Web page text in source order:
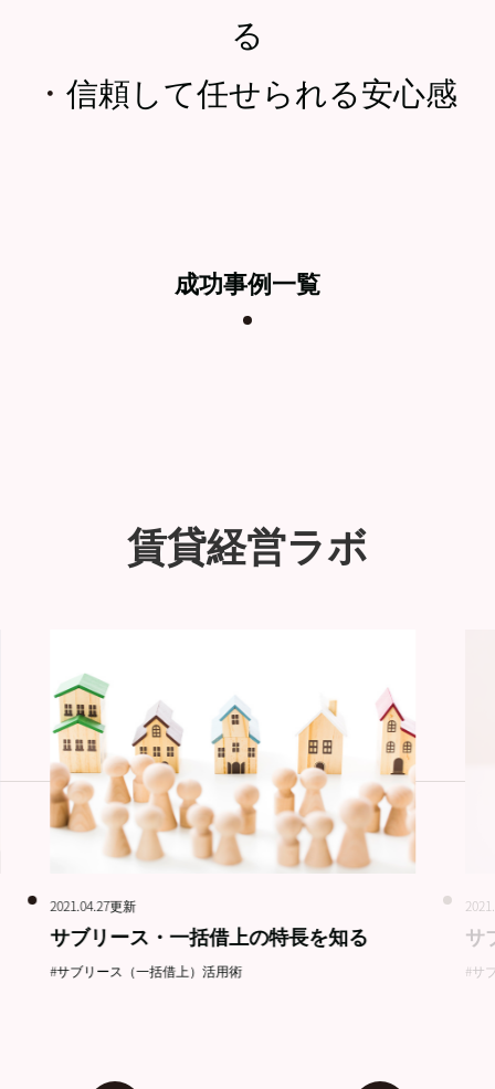
る
・ 信頼して任せられる安心感
成功事例一覧
賃貸経営ラボ
2021.04.27更新
サブリース・一括借上の特長を知る
#サブリース（一括借上）活用術
サ
#サ